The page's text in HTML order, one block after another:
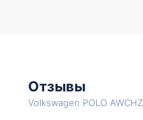
Отзывы
Volkswagen POLO AWCHZ